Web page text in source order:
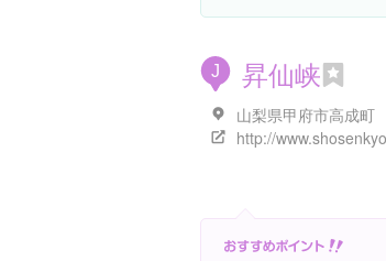
J 昇仙峡
山梨県甲府市高成町